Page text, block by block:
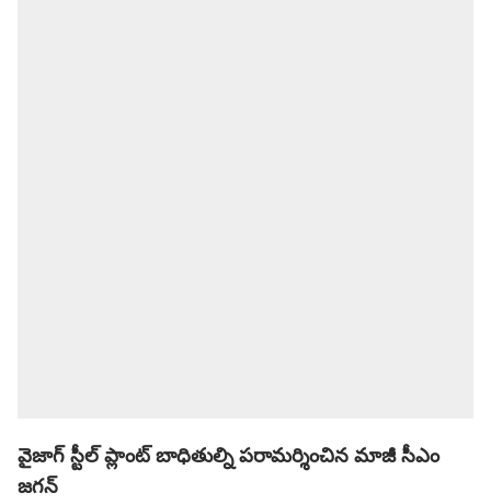
వైజాగ్ స్టీల్ ప్లాంట్ బాధితుల్ని పరామర్శించిన మాజీ సీఎం
జగన్